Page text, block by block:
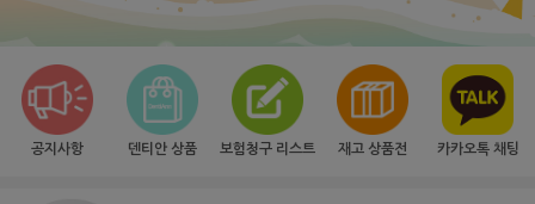
공지사항 덴티안 상품 보험청구 리스트 재고 상품전 카카오톡 채팅